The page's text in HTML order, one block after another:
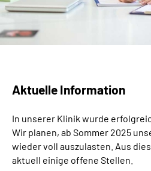
Aktuelle Information
In unserer Klinik wurde
Wir planen, ab Sommer 2025
wieder voll auszulasten. Aus
aktuell einige offene Stellen.